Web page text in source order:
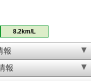
8.2km/L
報
報